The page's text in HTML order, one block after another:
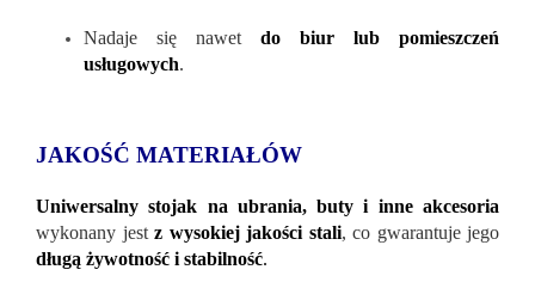
Nadaje się nawet
do biur lub pomieszczeń
usługowych.
JAKOŚĆ MATERIAŁÓW
Uniwersalny stojak na ubrania, buty i inne akcesoria
wykonany jest z wysokiej jakości stali, co gwarantuje jego
długą żywotność i stabilność.